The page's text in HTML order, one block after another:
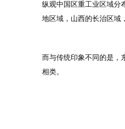
纵观中国区重工业区域分
地区域，山西的长治区域
而与传统印象不同的是，
相类。